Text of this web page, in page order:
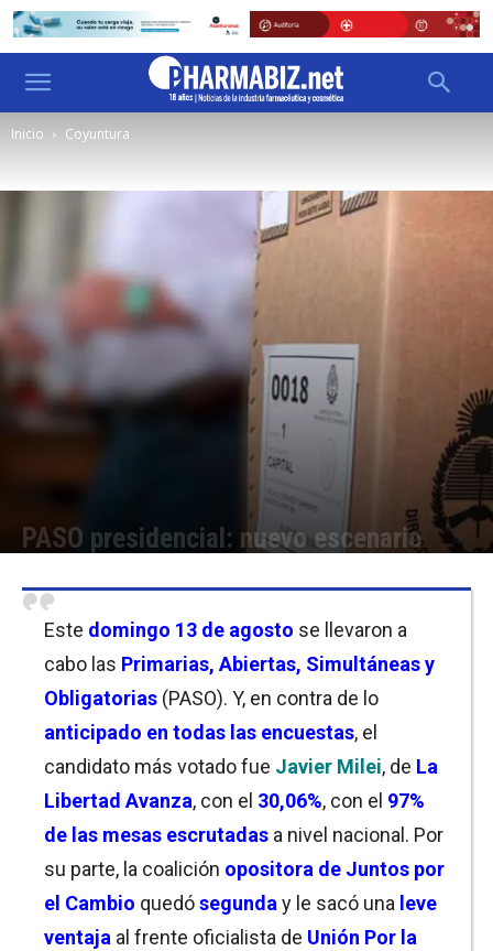
Inicio Coyuntura
PASO presidencial: nuevo escenario
Este domingo 13 de agosto se llevaron a
cabo las Primarias, Abiertas, Simultáneas y
Obligatorias (PASO). Y, en contra de lo
anticipado en todas las encuestas, el
candidato más votado fue Javier Milei, de La
Libertad Avanza, con el 30,06%, con el 97%
de las mesas escrutadas a nivel nacional. Por
su parte, la coalición opositora de Juntos por
el Cambio quedósegunda y le sacó una leve
ventaja al frente oficialista de Unión Por la